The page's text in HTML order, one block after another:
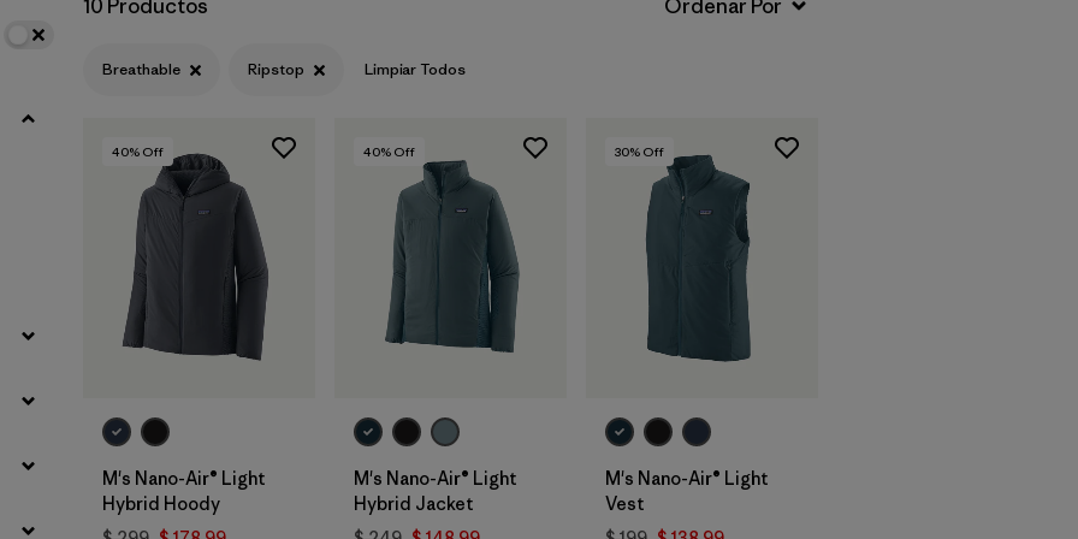
Filtrar por
Materials & Fabric
10 Productos
Breathable Ripstop Limpiar Todos
40% Off
M's Nano-Air® Light
Hybrid Hoody
40% Off
M's Nano-Air® Light
Hybrid Jacket
30% Off
M's Nano-Air® Light
Vest